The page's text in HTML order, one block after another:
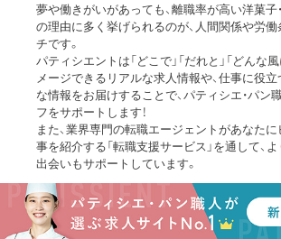
夢や働きがいがあっても、離職率が高い洋菓子
の理由に多く挙げられるのが、人間関係や労
チです。
パティシエントは「どこで」「だれと」「どんな
メージできるリアルな求人情報や、仕事に役
な情報をお届けすることで、パティシエ・パン
フをサポートします！
また、業界専門の転職エージェントがあなた
事を紹介する「転職支援サービス」を通して、
出会いもサポートしています。